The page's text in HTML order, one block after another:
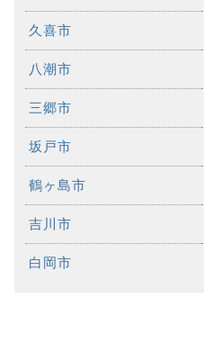
久喜市
八潮市
三郷市
坂戸市
鶴ヶ島市
吉川市
白岡市